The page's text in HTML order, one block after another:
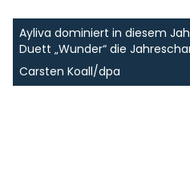
Ayliva dominiert in diesem
Duett „Wunder“ die
Carsten Koall/dpa